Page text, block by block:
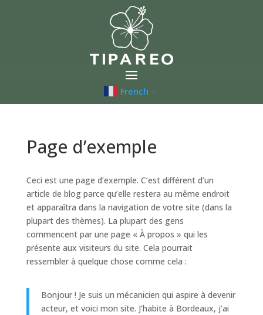
French ▼
Page d’exemple
Ceci est une page d’exemple. C’est différent d’un
article de blog parce qu’elle restera au même endroit
et apparaîtra dans la navigation de votre site (dans la
plupart des thèmes). La plupart des gens
commencent par une page « À propos » qui les
présente aux visiteurs du site. Cela pourrait
ressembler à quelque chose comme cela :
Bonjour ! Je suis un mécanicien qui aspire à devenir
acteur, et voici mon site. J’habite à Bordeaux, j’ai